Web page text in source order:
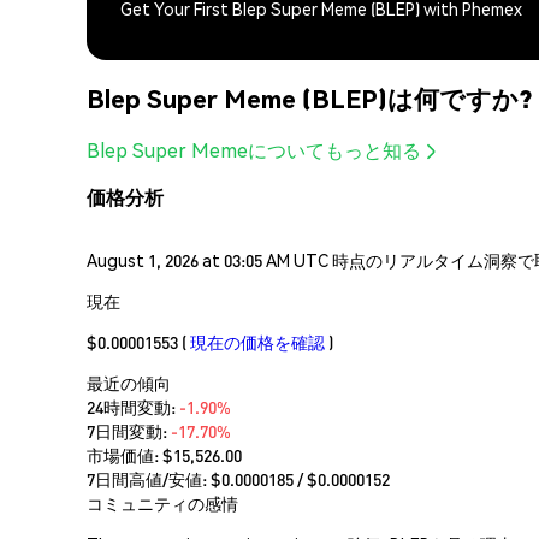
Get Your First Blep Super Meme (BLEP) with Phemex
Blep Super Meme (BLEP)は何ですか?
Blep Super Memeについてもっと知る
価格分析
August 1, 2026 at 03:05 AM UTC 時点のリアルタイム洞察
現在
$0.00001553 (現在の価格を確認 )
最近の傾向
24時間変動: -1.90%
7日間変動: -17.70%
市場価値:$15,526.00
7日間高値/安値: $0.0000185/ $0.0000152
コミュニティの感情